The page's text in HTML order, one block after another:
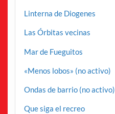
Linterna de Diogenes
Las Órbitas vecinas
Mar de Fueguitos
«Menos lobos» (no activo)
Ondas de barrio (no activo)
Que siga el recreo